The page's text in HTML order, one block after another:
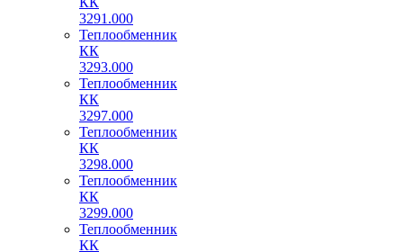
3291.000
Теплообменник
КК
3293.000
Теплообменник
КК
3297.000
Теплообменник
КК
3298.000
Теплообменник
КК
3299.000
Теплообменник
КК